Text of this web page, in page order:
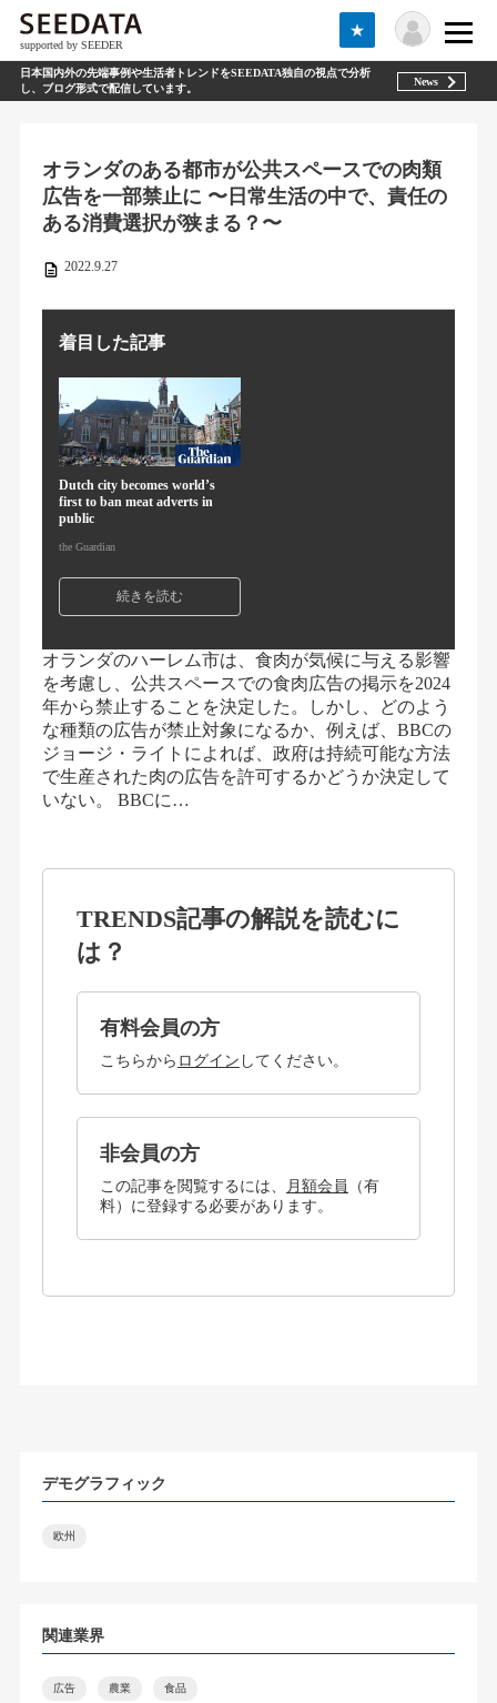
supported by SEEDER
★
日本国内外の先端事例や生活者トレンドをSEEDATA独自の視点で分析
し、ブログ形式で配信しています。
News
オランダのある都市が公共スペースでの肉類
広告を一部禁止に 〜日常生活の中で、責任の
ある消費選択が狭まる？〜
2022.9.27
着目した記事
Dutch city becomes world’s
first to ban meat adverts in
public
the Guardian
続きを読む
オランダのハーレム市は、食肉が気候に与える影響
を考慮し、公共スペースでの食肉広告の掲示を2024
年から禁止することを決定した。しかし、どのよう
な種類の広告が禁止対象になるか、例えば、BBCの
ジョージ・ライトによれば、政府は持続可能な方法
で生産された肉の広告を許可するかどうか決定して
いない。 BBCに…
TRENDS記事の解説を読むに
は？
有料会員の方
こちらから ログイン してください。
非会員の方
この記事を閲覧するには、 月額会員
（有
料）に登録する必要があります。
デモグラフィック
欧州
関連業界
広告 農業 食品